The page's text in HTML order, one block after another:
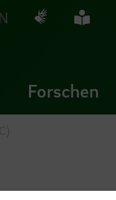
Deutsche
Forschen